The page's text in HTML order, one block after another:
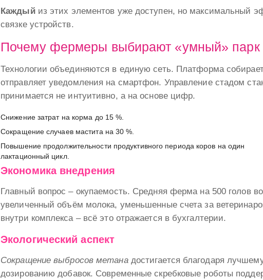
Каждыйиз этих элементов уже доступен, но максимальный
связке устройств.
Почему фермеры выбирают «умный» парк
Технологии объединяются в единую сеть. Платформа
отправляет уведомления на смартфон. Управление стадом
принимается не интуитивно, а на основе цифр.
Снижение затрат на корма до 15 %.
Сокращение случаев мастита на 30 %.
Повышение продолжительности продуктивного периода коров на один
лактационный цикл.
Экономика внедрения
Главный вопрос – окупаемость. Средняя ферма на 500 голов
увеличенный объём молока, уменьшенные счета за
внутри комплекса – всё это отражается в бухгалтерии.
Экологический аспект
Сокращение выбросов метанадостигается благодаря
дозированию добавок. Современные скребковые роботы